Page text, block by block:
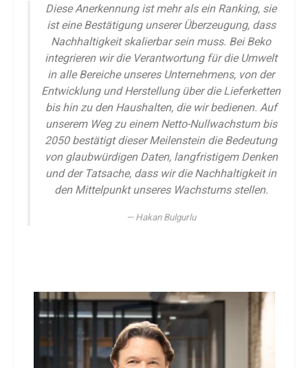
Diese Anerkennung ist mehr als ein Ranking, sie
ist eine Bestätigung unserer Überzeugung, dass
Nachhaltigkeit skalierbar sein muss. Bei Beko
integrieren wir die Verantwortung für die Umwelt
in alle Bereiche unseres Unternehmens, von der
Entwicklung und Herstellung über die Lieferketten
bis hin zu den Haushalten, die wir bedienen. Auf
unserem Weg zu einem Netto-Nullwachstum bis
2050 bestätigt dieser Meilenstein die Bedeutung
von glaubwürdigen Daten, langfristigem Denken
und der Tatsache, dass wir die Nachhaltigkeit in
den Mittelpunkt unseres Wachstums stellen.
Hakan Bulgurlu